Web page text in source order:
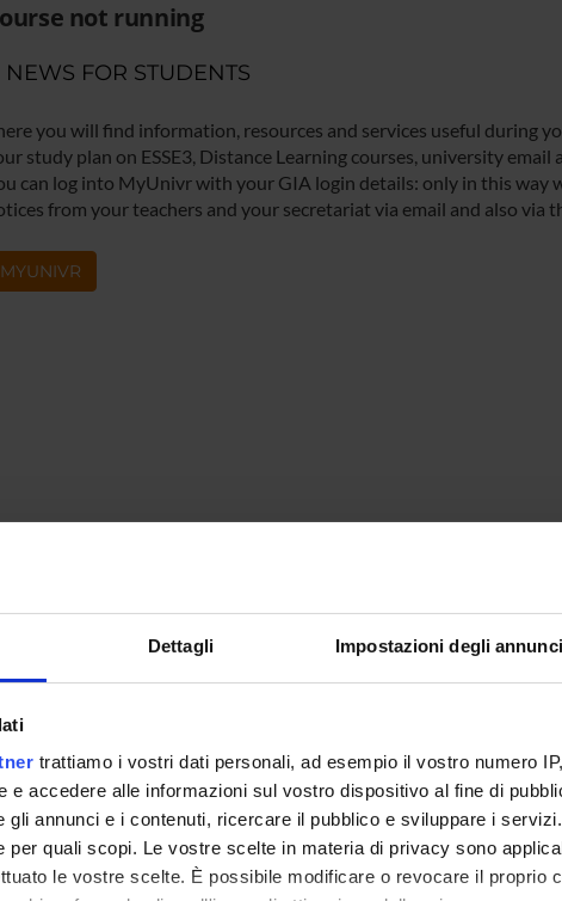
Dettagli Impostazioni degli annunci
trattiamo i vostri dati personali, ad esempio il vostro numero
e accedere alle informazioni sul vostro dispositivo al fine di
gli annunci e i contenuti, ricercare il pubblico e sviluppare i
per quali scopi. Le vostre scelte in materia di privacy sono
le vostre scelte. È possibile modificare o revocare il proprio
not running
NEWS FOR STUDENTS
you will find information, resources and services useful during
study plan on ESSE3, Distance Learning courses, university
can log into MyUnivr with your GIA login details: only in this way
from your teachers and your secretariat via email and also via
MYUNIVR